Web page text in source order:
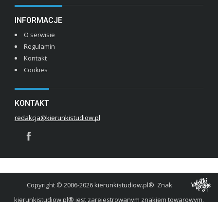
INFORMACJE
O serwisie
Regulamin
Kontakt
Cookies
KONTAKT
redakcja@kierunkistudiow.pl
Copyright © 2006-2026 kierunkistudiow.pl®. Znak
kierunkistudiow.pl® jest zarejestrowanym znakiem towarowym.